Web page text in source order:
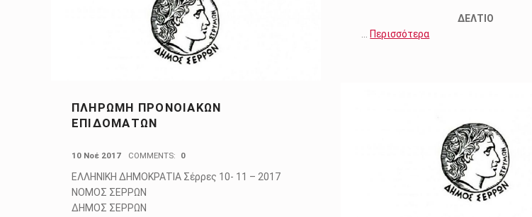
ΔΕΛΤΙΟ
… Περισσότερα
ΠΛΗΡΩΜΗ ΠΡΟΝΟΙΑΚΩΝ
ΕΠΙΔΟΜΑΤΩΝ
10 Νοέ 2017 COMMENTS: 0
ΕΛΛΗΝΙΚΗ ΔΗΜΟΚΡΑΤΙΑ Σέρρες 10- 11 – 2017
ΝΟΜΟΣ ΣΕΡΡΩΝ
ΔΗΜΟΣ ΣΕΡΡΩΝ